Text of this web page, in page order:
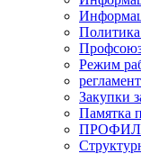
Режим
Закупки
Памятка